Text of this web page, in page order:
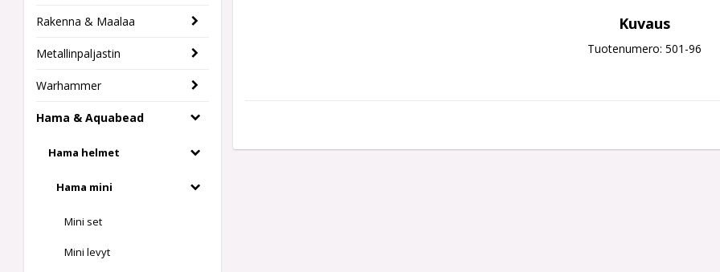
Rakenna & Maalaa
Metallinpaljastin
Warhammer
Hama & Aquabead
Hama helmet
Hama mini
Mini set
Mini levyt
Kuvaus
Tuotenumero: 501-96